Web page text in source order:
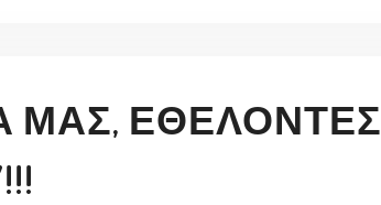
ΜΑΣ, ΕΘΕΛΟΝΤΈΣ